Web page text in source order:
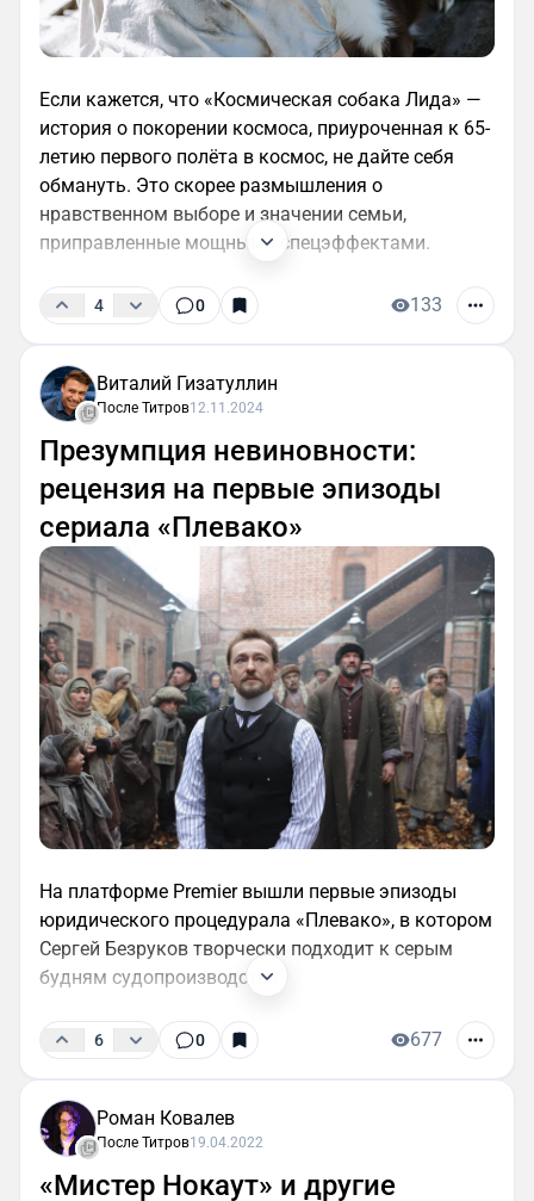
Если кажется, что «Космическая собака Лида» —
история о покорении космоса, приуроченная к 65-
летию первого полёта в космос, не дайте себя
обмануть. Это скорее размышления о
нравственном выборе и значении семьи,
приправленные мощными спецэффектами.
4 0 133
Виталий Гизатуллин
После Титров12.11.2024
Презумпция невиновности:
рецензия на первые эпизоды
сериала «Плевако»
На платформе Premier вышли первые эпизоды
юридического процедурала «Плевако», в котором
Сергей Безруков творчески подходит к серым
будням судопроизводства.
6 0 677
Роман Ковалев
После Титров19.04.2022
«Мистер Нокаут» и другие